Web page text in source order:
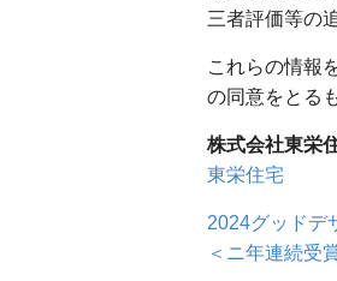
三者評価等の
これらの情報
の同意をとる
株式会社東栄
東栄住宅
2024グッド
＜ニ年連続受